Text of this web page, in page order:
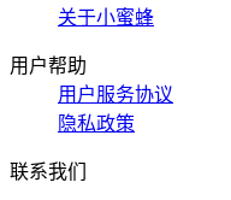
关于小蜜蜂
用户帮助
用户服务协议
隐私政策
联系我们